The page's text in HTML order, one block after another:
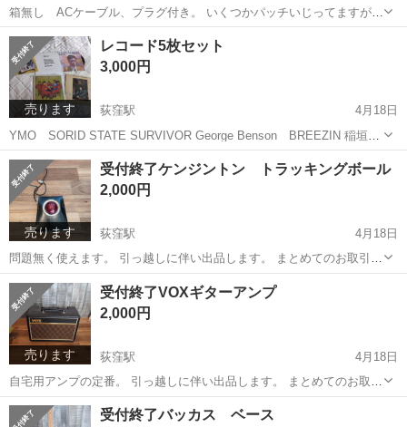
箱無し ACケーブル、プラグ付き。 いくつかパッチいじってますが9
割そのままです。 使わなくなったので出品します。 希望あればシール
ドもプレゼントします。
東京 杉並区 荻窪駅 エフェクター、PA機器
売ります
レコード5枚セット
3,000円
荻窪駅
4月18日
YMO SORID STATE SURVIVOR George Benson BREEZIN 稲垣潤
一 コンプリートLP オフコース We are 渡辺貞夫 NICE SHOT!
東京 杉並区 荻窪駅 レコード
売ります
受付終了ケンジントン トラッキングボール
2,000円
荻窪駅
4月18日
問題無く使えます。 引っ越しに伴い出品します。 まとめてのお取引大
歓迎です。
東京 杉並区 荻窪駅 周辺機器 ボール
売ります
受付終了VOXギターアンプ
2,000円
荻窪駅
4月18日
自宅用アンプの定番。 引っ越しに伴い出品します。 まとめてのお取引
大歓迎です。
東京 杉並区 荻窪駅
受付終了バッカス ベース